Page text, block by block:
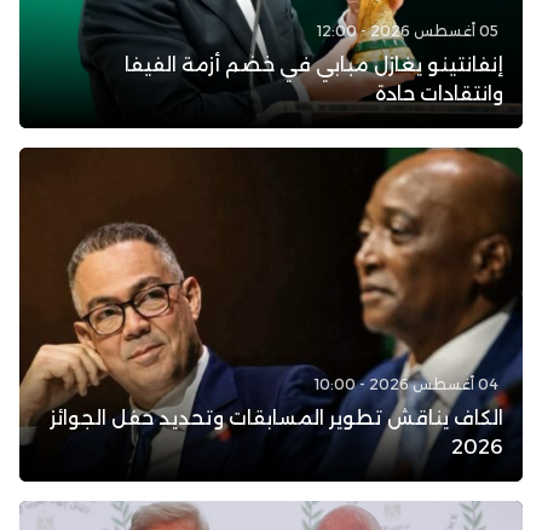
05 أغسطس 2026 - 12:00
إنفانتينو يغازل مبابي في خضم أزمة الفيفا
وانتقادات حادة
04 أغسطس 2026 - 10:00
الكاف يناقش تطوير المسابقات وتحديد حفل الجوائز
2026